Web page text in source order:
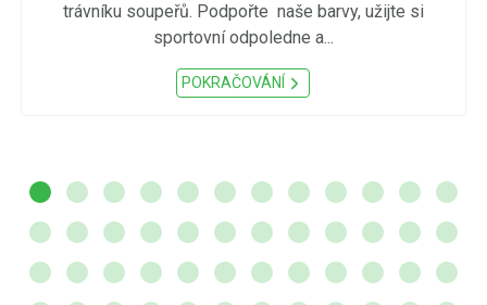
trávníku soupeřů. Podpořte naše barvy, užijte si
sportovní odpoledne a...
POKRAČOVÁNÍ